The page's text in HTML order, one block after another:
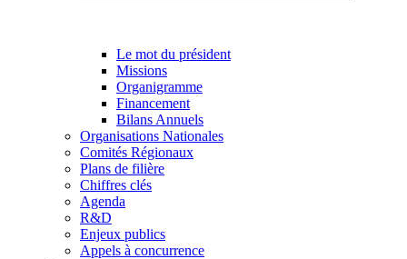
Le mot du président
Missions
Organigramme
Financement
Bilans Annuels
Organisations Nationales
Comités Régionaux
Plans de filière
Chiffres clés
Agenda
R&D
Enjeux publics
Appels à concurrence